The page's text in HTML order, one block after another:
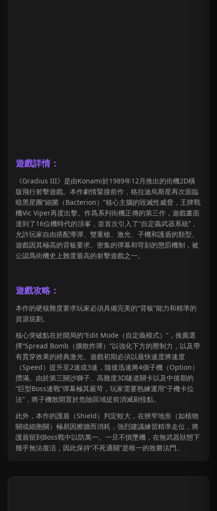
遊戲詳情：
《Gradius III》是由Konami於1989年12月推出的街機2D橫
版飛行射擊遊戲。本作劇情緊接前作，格拉迪烏斯星再次面臨
暗黑星團“細菌（Bacterion）”核心主腦的毀滅性威脅，王牌戰
機Vic Viper再度出擊。作爲系列街機正傳的第三作，遊戲畫面
達到了16位機時代的頂峯，並首次引入了“自定義武器系統”，
允許玩家自由搭配導彈、雙重槍、激光、子機和護盾的類型。
遊戲因其極高的背板要求、密集的彈幕和苛刻的懲罰機制，被
公認爲街機史上難度最高的射擊遊戲之一。
遊戲攻略：
本作的硬核難度要求玩家必須具備完美的“背板”能力和精準的
資源規劃。
核心突破點在於開局的“Edit Mode（自定義模式）”，推薦選
擇“Spread Bomb（擴散炸彈）”以強化下方的壓制力，以及帶
有貫穿效果的經典激光。遊戲初期必須以最快速度將速度
（Speed）提升至2速或3速，隨後迅速將4個子機（Option）
攢滿。由於第三關沙獅子、高難度3D隧道關卡以及中後期的
“巨型Boss連戰”彈幕極其嚴苛，玩家需要熟練運用“子機卡位
法”，將子機散開置於危險區域提前消滅刷怪點。
此外，本作的護盾（Shield）判定較大，在狹窄地形（如植物
關或細胞關）極易因擦牆而消耗，強烈建議練習精準走位，將
護盾留到Boss戰中以防萬一。一旦不慎墜機，在無武器狀態下
幾乎無法復活，因此保持“不死通關”是唯一的致勝法門。